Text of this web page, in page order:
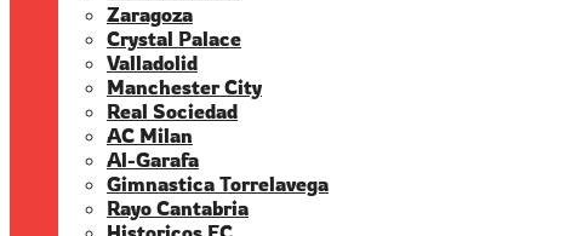
Zaragoza
Crystal Palace
Valladolid
Manchester City
Real Sociedad
AC Milan
Al-Garafa
Gimnastica Torrelavega
Rayo Cantabria